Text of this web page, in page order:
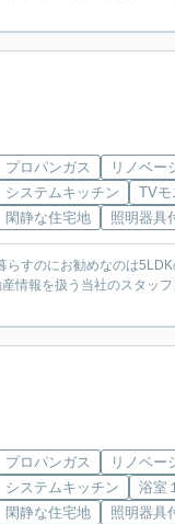
プロパンガス
リノベー
システムキッチン
TVモ
閑静な住宅地
照明器具
すのにお勧めなのは
情報を扱う当社のスタッ
プロパンガス
リノベー
システムキッチン
浴室
閑静な住宅地
照明器具